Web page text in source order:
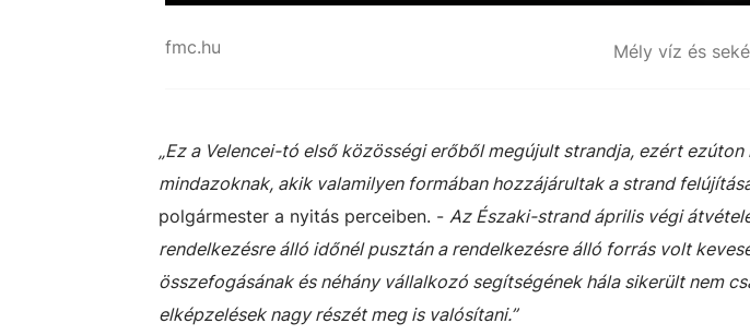
fmc.hu
„Ez a Velencei-tó első közösségi erőből megújult strandja, ezért
mindazoknak, akik valamilyen formában hozzájárultak a strand
polgármester a nyitás perceiben. - Az Északi-strand április végi
rendelkezésre álló időnél pusztán a rendelkezésre álló forrás volt
összefogásának és néhány vállalkozó segítségének hála sikerült nem
elképzelések nagy részét meg is valósítani.”